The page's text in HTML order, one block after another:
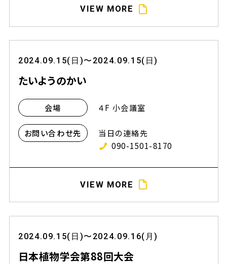
VIEW MORE
2024.09.15(日)〜2024.09.15(日)
たいようのかい
会場 ４F 小会議室
お問い合わせ先
当日の連絡先
090-1501-8170
VIEW MORE
2024.09.15(日)〜2024.09.16(月)
日本植物学会第88回大会